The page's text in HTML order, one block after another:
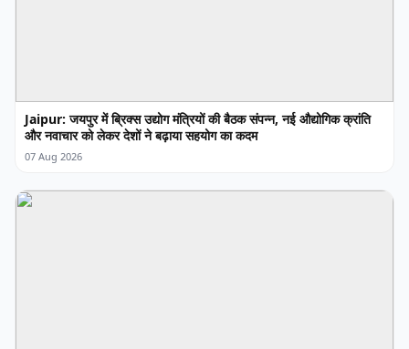
Jaipur: जयपुर में ब्रिक्स उद्योग मंत्रियों की बैठक संपन्न, नई औद्योगिक क्रांति
और नवाचार को लेकर देशों ने बढ़ाया सहयोग का कदम
07 Aug 2026